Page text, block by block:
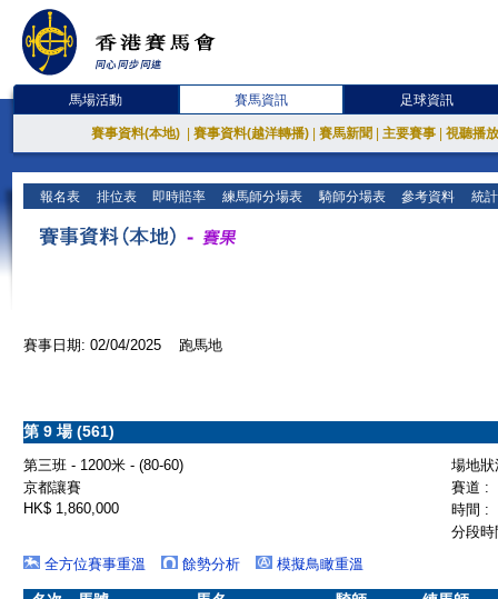
馬場活動 賽馬資訊 足球資訊
賽事資料(本地) 賽事資料(越洋轉播) 賽馬新聞 主要賽事 視聽播
報名表 排位表 即時賠率 練馬師分場表 騎師分場表 參考資料 統
賽事日期: 02/04/2025 跑馬地
第 9 場 (561)
第三班 - 1200米 - (80-60)
場地
京都讓賽
賽道 :
HK$ 1,860,000
時間 :
分段
全方位賽事重溫
餘勢分析 模擬鳥瞰重溫